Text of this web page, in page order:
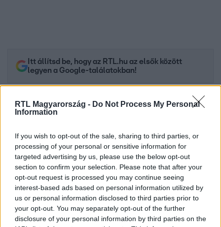
RTL Magyarország - Do Not Process My Personal
Information
If you wish to opt-out of the sale, sharing to third parties, or
processing of your personal or sensitive information for
targeted advertising by us, please use the below opt-out
section to confirm your selection. Please note that after your
opt-out request is processed you may continue seeing
interest-based ads based on personal information utilized by
us or personal information disclosed to third parties prior to
your opt-out. You may separately opt-out of the further
disclosure of your personal information by third parties on the
Itt állítsd be, hogy az RTL.hu az elsők között
legyen a Google-találatokban!
Kövess minket, és értesülj a friss hírekről a
Facebookon is!